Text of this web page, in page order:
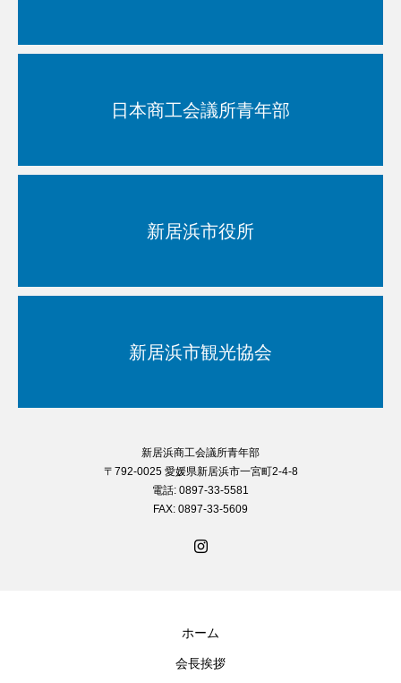
日本商工会議所青年部
新居浜市役所
新居浜市観光協会
新居浜商工会議所青年部
〒792-0025 愛媛県新居浜市一宮町2-4-8
電話: 0897-33-5581
FAX: 0897-33-5609
ホーム
会長挨拶